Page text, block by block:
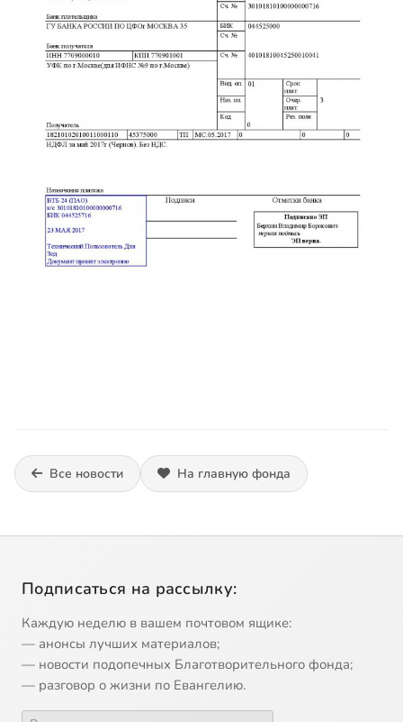
Все новости На главную фонда
Подписаться на рассылку:
Каждую неделю в вашем почтовом ящике:
— анонсы лучших материалов;
— новости подопечных Благотворительного фонда;
— разговор о жизни по Евангелию.